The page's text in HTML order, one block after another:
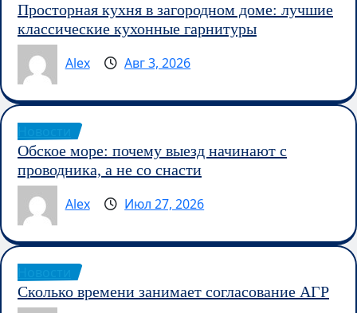
Просторная кухня в загородном доме: лучшие
классические кухонные гарнитуры
Alex
Авг 3, 2026
Обское море: почему выезд начинают с
проводника, а не со снасти
Alex
Июл 27, 2026
Сколько времени занимает согласование АГР